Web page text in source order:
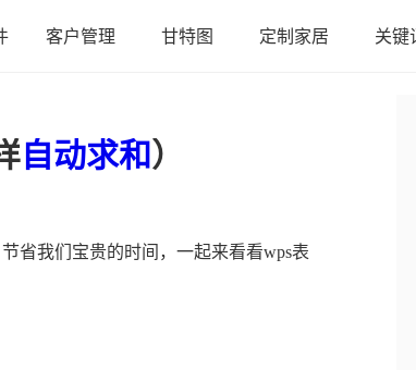
客户管理 甘特图 定制家居 关键
自动求和 ）
省我们宝贵的时间，一起来看看wps表